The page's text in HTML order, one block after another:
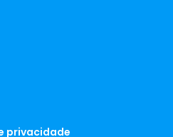
privacidade